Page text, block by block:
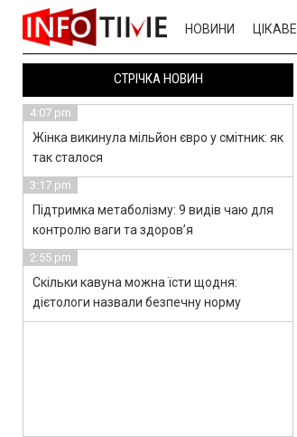
НОВИНИ ЦІКАВЕ
СТРІЧКА НОВИН
4:07 pm
Жінка викинула мільйон євро у смітник: як
так сталося
3:17 pm
Підтримка метаболізму: 9 видів чаю для
контролю ваги та здоров’я
2:55 pm
Скільки кавуна можна їсти щодня:
дієтологи назвали безпечну норму